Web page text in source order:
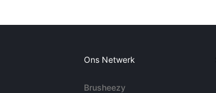
Ons Netwerk
Brusheezy